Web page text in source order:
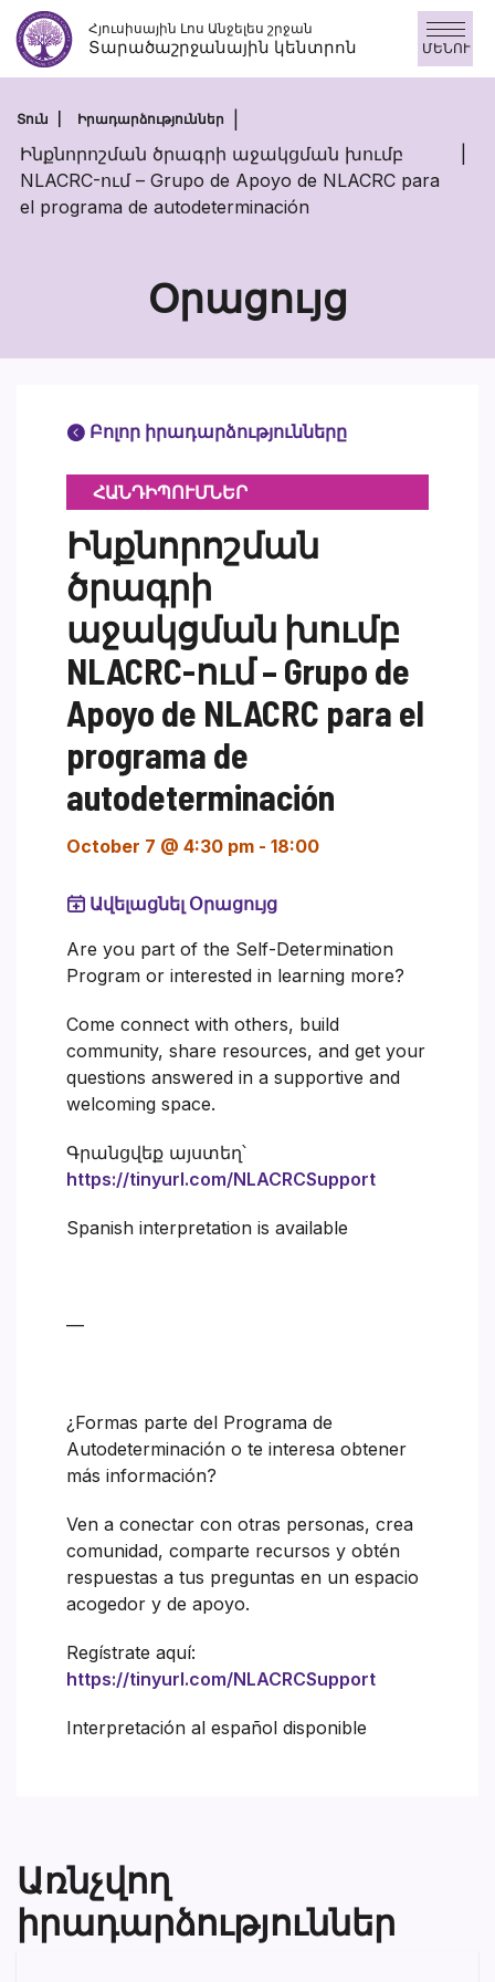
Անցնել
բովանդակությանըՀյուսիսային Լոս Անջելես շրջան
Տարածաշրջանային կենտրոն ՄԵՆՈՒ
Տուն Իրադարձություններ
Ինքնորոշման ծրագրի աջակցման խումբ
NLACRC-ում – Grupo de Apoyo de NLACRC para
el programa de autodeterminación
Օրացույց
Բոլոր իրադարձությունները
ՀԱՆԴԻՊՈՒՄՆԵՐ
Ինքնորոշման
ծրագրի
աջակցման խումբ
NLACRC-ում – Grupo de
Apoyo de NLACRC para el
programa de
autodeterminación
October 7 @ 4:30 pm - 18:00
Ավելացնել Օրացույց
Are you part of the Self-Determination
Program or interested in learning more?
Come connect with others, build
community, share resources, and get your
questions answered in a supportive and
welcoming space.
Գրանցվեք այստեղ՝
https://tinyurl.com/NLACRCSupport
Spanish interpretation is available
—
¿Formas parte del Programa de
Autodeterminación o te interesa obtener
más información?
Ven a conectar con otras personas, crea
comunidad, comparte recursos y obtén
respuestas a tus preguntas en un espacio
acogedor y de apoyo.
Regístrate aquí:
https://tinyurl.com/NLACRCSupport
Interpretación al español disponible
Առնչվող
իրադարձություններ